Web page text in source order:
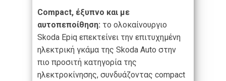
Compact, έξυπνο και με
αυτοπεποίθηση: το ολοκαίνουργιο
Skoda Epiq επεκτείνει την επιτυχημένη
ηλεκτρική γκάμα της Skoda Auto στην
πιο προσιτή κατηγορία της
ηλεκτροκίνησης, συνδυάζοντας compact